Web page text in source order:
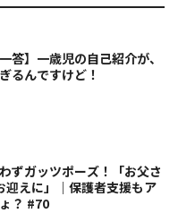
答】一歳児の自己紹介が、
るんですけど！
ずガッツポーズ！「お父さ
迎えに」｜保護者支援もア
？ #70